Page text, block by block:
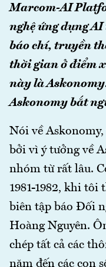
Marcom-AI
nghệ ứng dụng
báo chí, truyền
thời gian ở điểm
này là
Askonomy bắt
Nói về
bởi vì ý tưởng về
nhóm từ rất lâu.
1981-1982, khi tôi
biên tập báo Đối
Hoàng Nguyên.
chép tất cả các
năm đến các con